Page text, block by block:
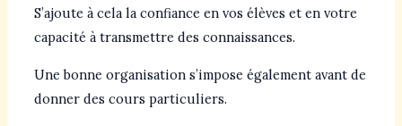
S’ajoute à cela la confiance en vos élèves et en votre
capacité à transmettre des connaissances.
Une bonne organisation s’impose également avant de
donner des cours particuliers.